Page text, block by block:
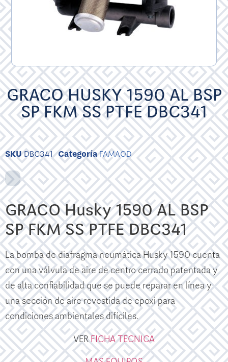
GRACO HUSKY 1590 AL BSP
SP FKM SS PTFE DBC341
SKUDBC341 CategoríaFAMAOD
GRACO Husky 1590 AL BSP
SP FKM SS PTFE DBC341
La bomba de diafragma neumática Husky 1590 cuenta
con una válvula de aire de centro cerrado patentada y
de alta confiabilidad que se puede reparar en línea y
una sección de aire revestida de epoxi para
condiciones ambientales difíciles.
VERFICHA TECNICA